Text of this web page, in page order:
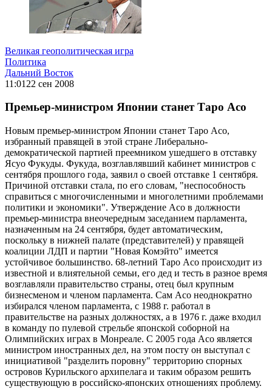
Великая геополитическая игра
Политика
Дальний Восток
11:01 22 сен 2008
Премьер-министром Японии станет Таро Асо
Новым премьер-министром Японии станет Таро Асо,
избранный правящей в этой стране Либерально-
демократической партией преемником ушедшего в отставку
Ясуо Фукуды. Фукуда, возглавлявший кабинет министров с
сентября прошлого года, заявил о своей отставке 1 сентября.
Причиной отставки стала, по его словам, "неспособность
справиться с многочисленными и многолетними проблемами
политики и экономики". Утверждение Асо в должности
премьер-министра внеочередным заседанием парламента,
назначенным на 24 сентября, будет автоматическим,
поскольку в нижней палате (представителей) у правящей
коалиции ЛДП и партии "Новая Комэйто" имеется
устойчивое большинство. 68-летний Таро Асо происходит из
известной и влиятельной семьи, его дед и тесть в разное время
возглавляли правительство страны, отец был крупным
бизнесменом и членом парламента. Сам Асо неоднократно
избирался членом парламента, с 1988 г. работал в
правительстве на разных должностях, а в 1976 г. даже входил
в команду по пулевой стрельбе японской соборной на
Олимпийских играх в Монреале. С 2005 года Асо является
министром иностранных дел, на этом посту он выступал с
инициативой "разделить поровну" территорию спорных
островов Курильского архипелага и таким образом решить
существующую в российско-японских отношениях проблему.